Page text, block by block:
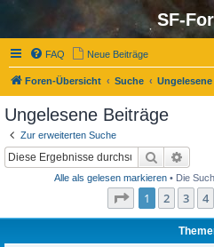
SF-
FAQ Neue Beiträge
Foren-Übersicht Suche
Ungelesene Beiträge
Zur erweiterten Suche
Suche
Alle als gelesen markieren • Die
Seite 1von 50
1 2 3 4